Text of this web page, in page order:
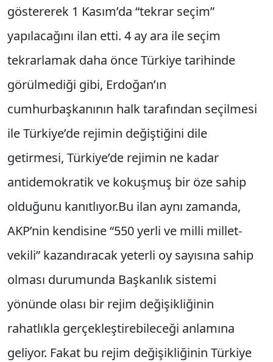
göstererek 1 Kasım’da “tekrar seçim”
yapılacağını ilan etti. 4 ay ara ile seçim
tekrarlamak daha önce Türkiye tarihinde
görülmediği gibi, Erdoğan’ın
cumhurbaşkanının halk tarafından seçilmesi
ile Türkiye’de rejimin değiştiğini dile
getirmesi, Türkiye’de rejimin ne kadar
antidemokratik ve kokuşmuş bir öze sa­hip
olduğunu kanıtlıyor.Bu ilan aynı zamanda,
AKP’nin kendisine “550 yerli ve milli millet­
vekili” kazandıracak yeterli oy sayısına sahip
olması durumunda Başkanlık sistemi
yönünde olası bir rejim değişikliğinin
rahatlıkla gerçek­leştirebileceği anlamına
geliyor. Fakat bu rejim değişikliğinin Türkiye